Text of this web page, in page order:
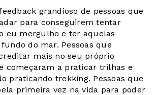
grandioso de pessoas que
para conseguirem tentar
eu mergulho e ter aquelas
do mar. Pessoas que
mais no seu próprio
começaram a praticar trilhas e
praticando trekking. Pessoas que
primeira vez na vida para poder